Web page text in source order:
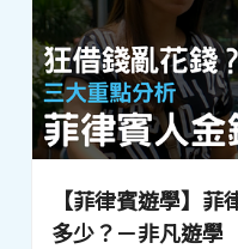
【菲律賓遊學】
多少？－非凡遊學